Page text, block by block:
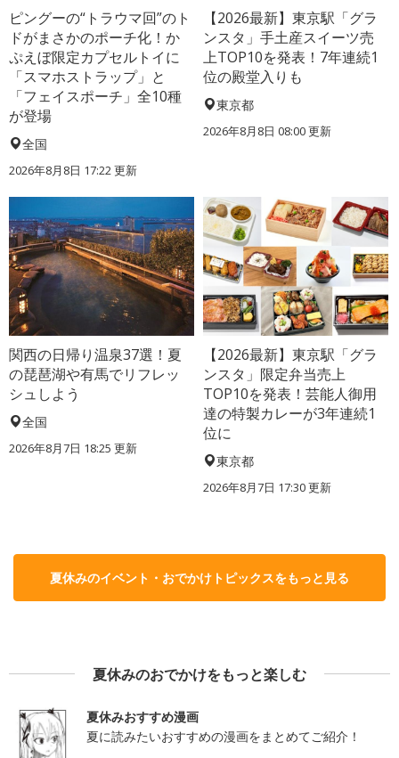
ピングーの“トラウマ回”のト
ドがまさかのポーチ化！か
ぷえぼ限定カプセルトイに
「スマホストラップ」と
「フェイスポーチ」全10種
が登場
全国
2026年8月8日 17:22更新
【2026最新】東京駅「グラ
ンスタ」手土産スイーツ売
上TOP10を発表！7年連続1
位の殿堂入りも
東京都
2026年8月8日 08:00更新
関西の日帰り温泉37選！夏
の琵琶湖や有馬でリフレッ
シュしよう
全国
2026年8月7日 18:25 更新
【2026最新】東京駅「グラ
ンスタ」限定弁当売上
TOP10を発表！芸能人御用
達の特製カレーが3年連続1
位に
東京都
2026年8月7日 17:30更新
夏休みのイベント・おでかけトピックスをもっと見る
夏休みのおでかけをもっと楽しむ
夏休みおすすめ漫画
夏に読みたいおすすめの漫画をまとめてご紹介！